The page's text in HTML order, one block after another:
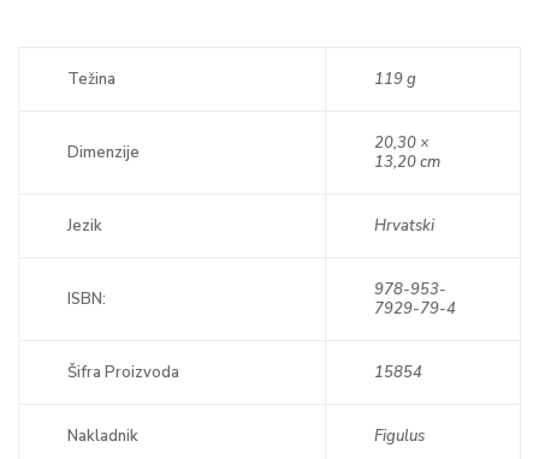
Težina 119 g
Dimenzije
20,30 ×
13,20 cm
Jezik Hrvatski
ISBN:
978-953-
7929-79-4
Šifra Proizvoda 15854
Nakladnik Figulus